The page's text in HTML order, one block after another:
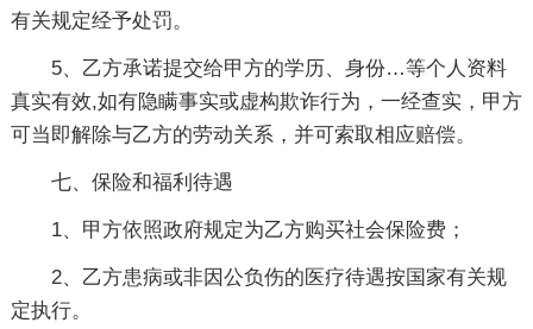
有关规定经予处罚。
5、乙方承诺提交给甲方的学历、身份…等个人资料
真实有效,如有隐瞒事实或虚构欺诈行为，一经查实，甲方
可当即解除与乙方的劳动关系，并可索取相应赔偿。
七、保险和福利待遇
1、甲方依照政府规定为乙方购买社会保险费；
2、乙方患病或非因公负伤的医疗待遇按国家有关规
定执行。